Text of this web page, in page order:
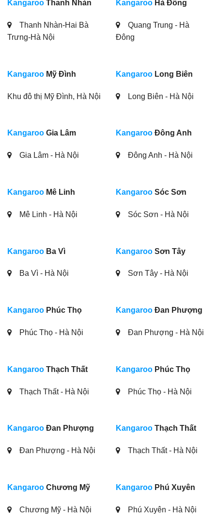
Kangaroo Thanh Nhàn
Thanh Nhàn-Hai Bà
Trưng-Hà Nội
Kangaroo Hà Đông
Quang Trung - Hà
Đông
Kangaroo Mỹ Đình
Khu đô thị Mỹ Đình, Hà Nội
Kangaroo Long Biên
Long Biên - Hà Nội
Kangaroo Gia Lâm
Gia Lâm - Hà Nội
Kangaroo Đông Anh
Đông Anh - Hà Nội
Kangaroo Mê Linh
Mê Linh - Hà Nội
Kangaroo Sóc Sơn
Sóc Sơn - Hà Nội
Kangaroo Ba Vì
Ba Vì - Hà Nội
Kangaroo Sơn Tây
Sơn Tây - Hà Nội
Kangaroo Phúc Thọ
Phúc Thọ - Hà Nội
Kangaroo Đan Phượng
Đan Phượng - Hà Nội
Kangaroo Thạch Thất
Thạch Thất - Hà Nội
Kangaroo Phúc Thọ
Phúc Thọ - Hà Nội
Kangaroo Đan Phượng
Đan Phượng - Hà Nội
Kangaroo Thạch Thất
Thạch Thất - Hà Nội
Kangaroo Chương Mỹ
Chương Mỹ - Hà Nội
Kangaroo Phú Xuyên
Phú Xuyên - Hà Nội